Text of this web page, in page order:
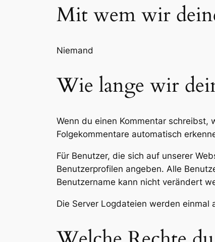
Mit wem wir
Niemand
Wie lange wir
Wenn du einen Kommentar
Folgekommentare automatisch
Für Benutzer, die sich auf unserer
Benutzerprofilen angeben. Alle
Benutzername kann nicht verändert
Die Server Logdateien werden einmal